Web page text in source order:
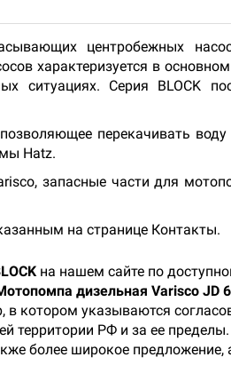
центробежных
характеризуется в
ситуациях. Серия BLOCK
перекачивать
Hatz.
запасные части для
на странице Контакты.
на нашем сайте по
дизельная Varisco JD
в котором указываются
территории РФ и за ее
более широкое предложение,